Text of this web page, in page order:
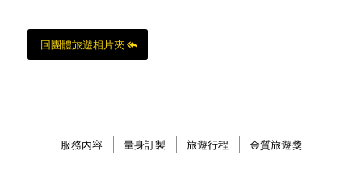
回團體旅遊相片夾
服務內容 量身訂製 旅遊行程 金質旅遊獎